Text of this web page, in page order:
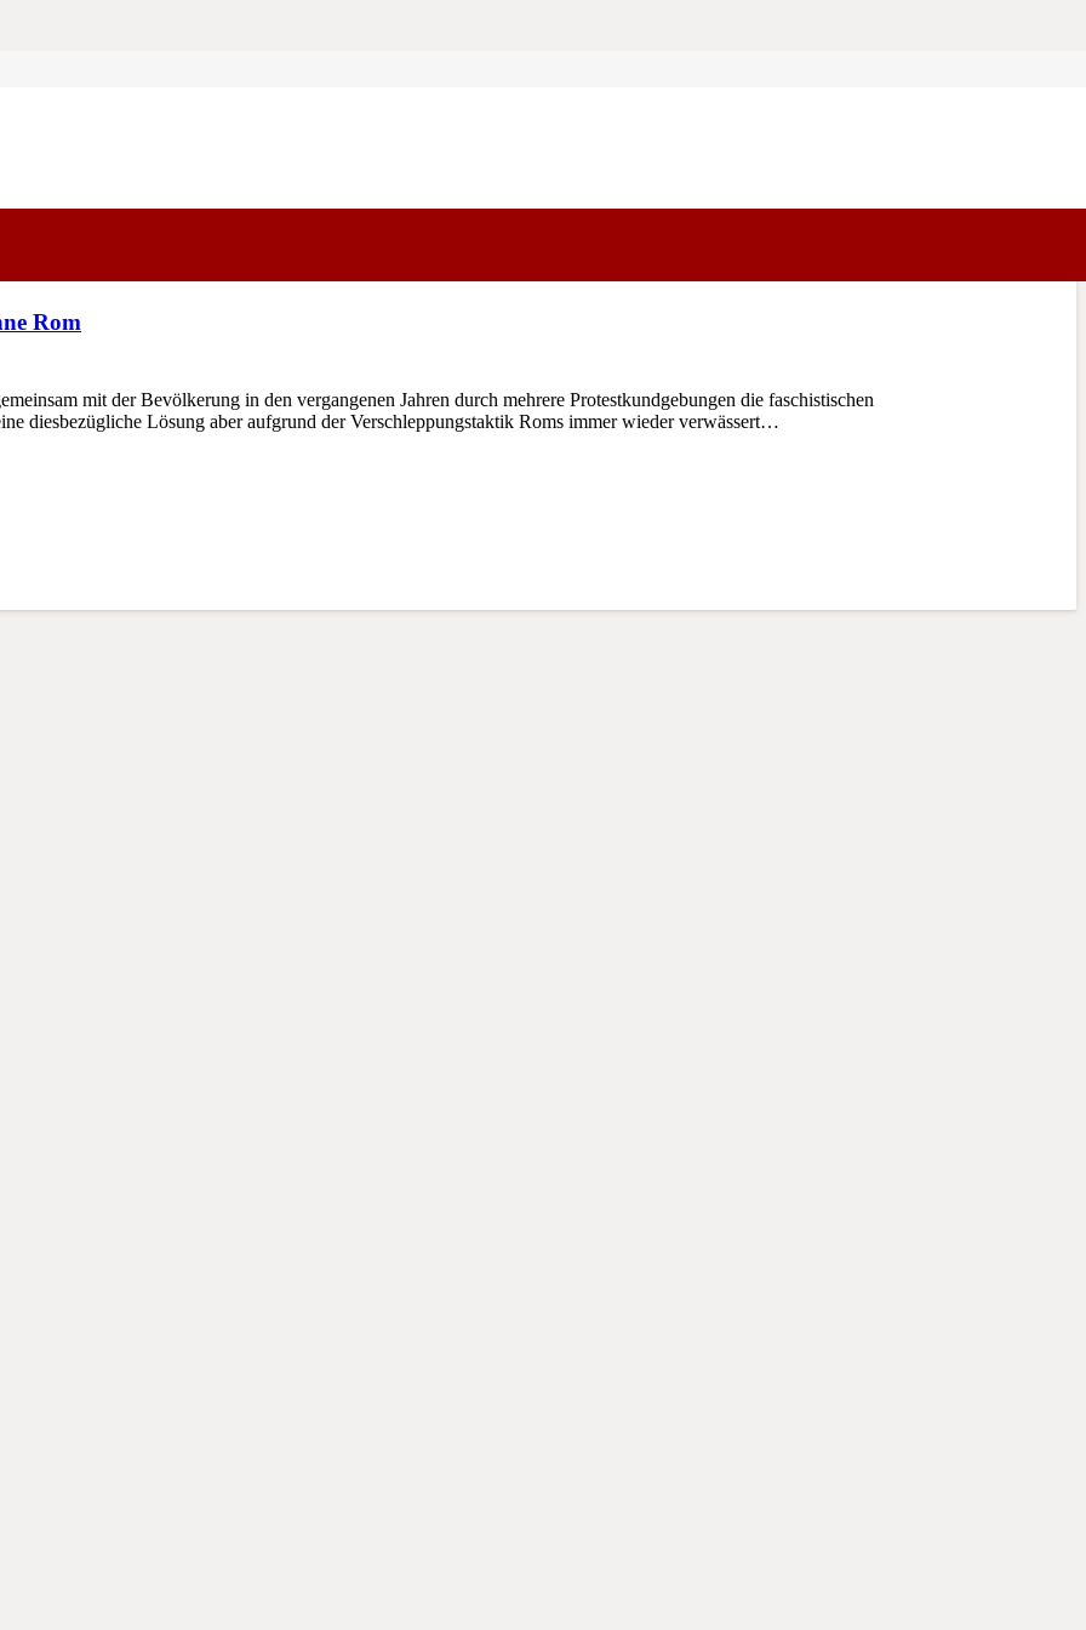
Rom
mit der Bevölkerung in den vergangenen Jahren durch mehrere Protestkundgebungen die faschistischen
diesbezügliche Lösung aber aufgrund der Verschleppungstaktik Roms immer wieder verwässert…